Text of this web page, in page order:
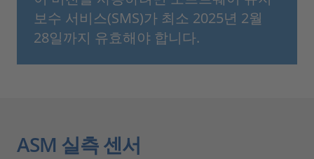
보수 서비스(SMS)가 최소 2025년 2월
28일까지 유효해야 합니다.
ASM 실측 센서